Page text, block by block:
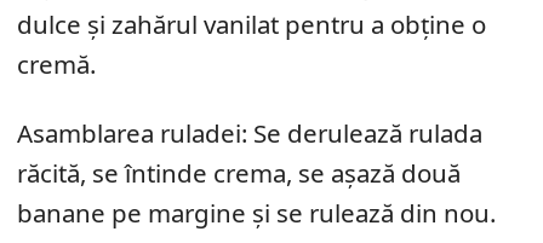
dulce și zahărul vanilat pentru a obține o
cremă.
Asamblarea ruladei: Se derulează rulada
răcită, se întinde crema, se așază două
banane pe margine și se rulează din nou.